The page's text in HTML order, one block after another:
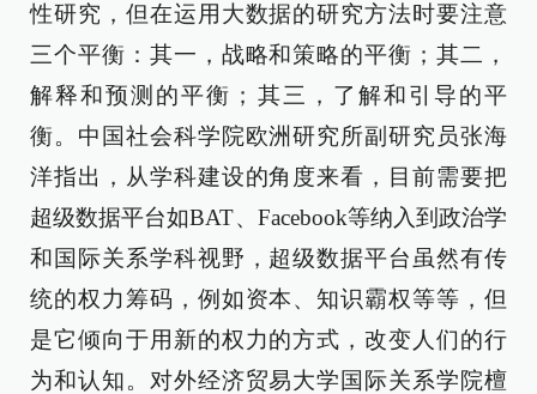
性研究，但在运用大数据的研究方法时要注意
三个平衡：其一，战略和策略的平衡；其二，
解释和预测的平衡；其三，了解和引导的平
衡。中国社会科学院欧洲研究所副研究员张海
洋指出，从学科建设的角度来看，目前需要把
超级数据平台如BAT、Facebook等纳入到政治学
和国际关系学科视野，超级数据平台虽然有传
统的权力筹码，例如资本、知识霸权等等，但
是它倾向于用新的权力的方式，改变人们的行
为和认知。对外经济贸易大学国际关系学院檀